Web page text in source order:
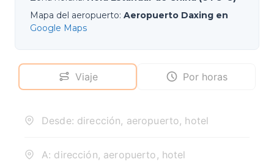
Mapa del aeropuerto: Aeropuerto Daxing en
Google Maps